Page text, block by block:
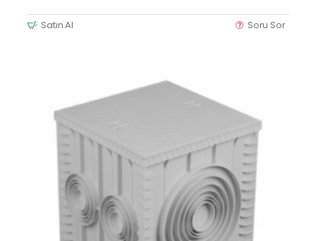
Satın Al Soru Sor